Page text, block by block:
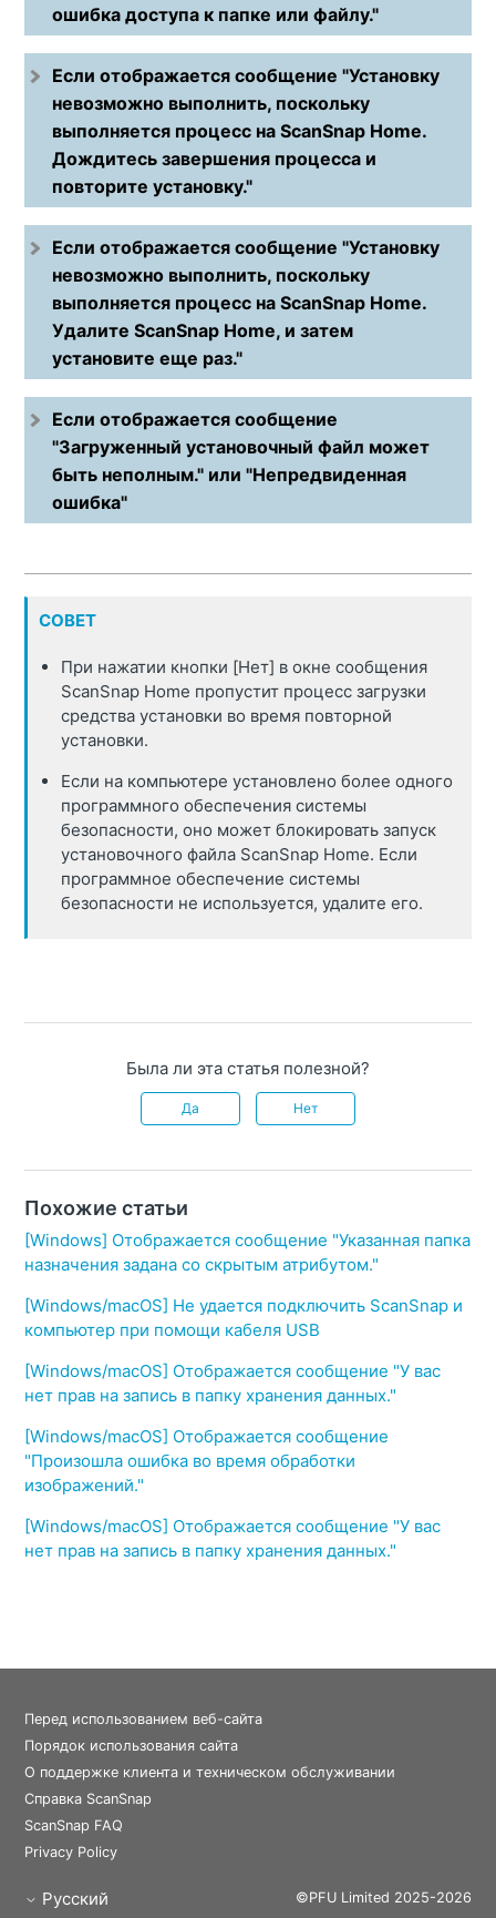
ошибка доступа к папке или файлу."
Если отображается сообщение "Установку
невозможно выполнить, поскольку
выполняется процесс на ScanSnap Home.
Дождитесь завершения процесса и
повторите установку."
Если отображается сообщение "Установку
невозможно выполнить, поскольку
выполняется процесс на ScanSnap Home.
Удалите ScanSnap Home, и затем
установите еще раз."
Если отображается сообщение
"Загруженный установочный файл может
быть неполным." или "Непредвиденная
ошибка"
СОВЕТ
При нажатии кнопки [Нет] в окне сообщения
ScanSnap Home пропустит процесс загрузки
средства установки во время повторной
установки.
Если на компьютере установлено более одного
программного обеспечения системы
безопасности, оно может блокировать запуск
установочного файла ScanSnap Home. Если
программное обеспечение системы
безопасности не используется, удалите его.
Была ли эта статья полезной?
Да Нет
Похожие статьи
[Windows] Отображается сообщение "Указанная папка
назначения задана со скрытым атрибутом."
[Windows/macOS] Не удается подключить ScanSnap и
компьютер при помощи кабеля USB
[Windows/macOS] Отображается сообщение "У вас
нет прав на запись в папку хранения данных."
[Windows/macOS] Отображается сообщение
"Произошла ошибка во время обработки
изображений."
[Windows/macOS] Отображается сообщение "У вас
нет прав на запись в папку хранения данных."
Перед использованием веб-сайта
Порядок использования сайта
О поддержке клиента и техническом обслуживании
Справка ScanSnap
ScanSnap FAQ
Privacy Policy
Русский ©PFU Limited 2025-2026